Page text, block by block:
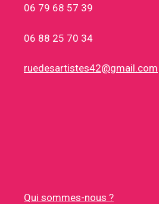
06 79 68 57 39
06 88 25 70 34
ruedesartistes42@gmail.com
Qui sommes-nous ?